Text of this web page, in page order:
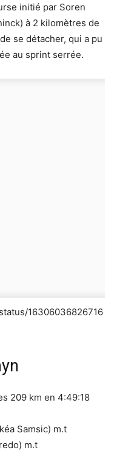
initié par Soren
à 2 kilomètres de
se détacher, qui a pu
au sprint serrée.
16306036826716
209 km en 4:49:18
Samsic) m.t
m.t